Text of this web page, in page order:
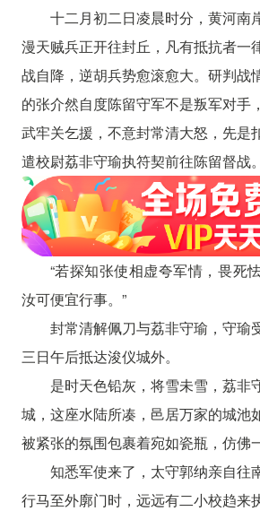
十二月初二日凌晨时分，黄河南
漫天贼兵正开往封丘，凡有抵抗者一
战自降，逆胡兵势愈滚愈大。研判战
的张介然自度陈留守军不是叛军对手
武牢关乞援，不意封常清大怒，先是
遣校尉荔非守瑜执符契前往陈留督战。
“若探知张使相虚夸军情，畏死
汝可便宜行事。”
封常清解佩刀与荔非守瑜，守瑜
三日午后抵达浚仪城外。
是时天色铅灰，将雪未雪，荔非
城，这座水陆所凑，邑居万家的城池
被紧张的氛围包裹着宛如瓷瓶，仿佛
知悉军使来了，太守郭纳亲自往
行马至外廓门时，远远有二小校趋来